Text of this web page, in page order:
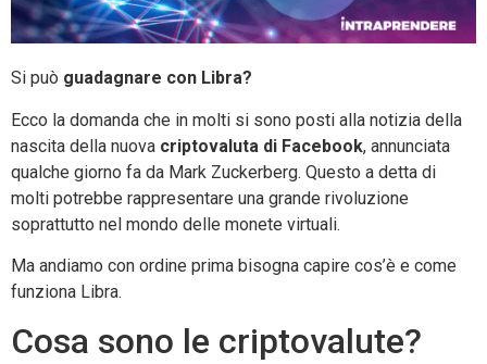
Si può guadagnare con Libra?
Ecco la domanda che in molti si sono posti alla notizia della
nascita della nuova criptovaluta di Facebook, annunciata
qualche giorno fa da Mark Zuckerberg. Questo a detta di
molti potrebbe rappresentare una grande rivoluzione
soprattutto nel mondo delle monete virtuali.
Ma andiamo con ordine prima bisogna capire cos’è e come
funziona Libra.
Cosa sono le criptovalute?